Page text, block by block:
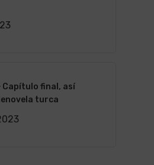
Capítulo final, así
turca